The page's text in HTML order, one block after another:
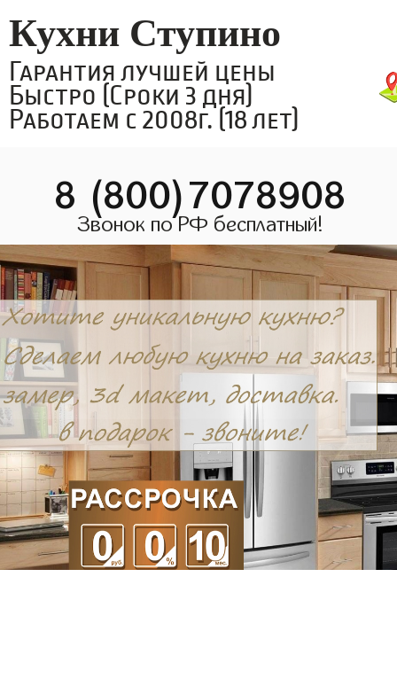
Кухни Ступино
Гарантия лучшей цены
Быстро (Сроки 3 дня)
Работаем с 2008г. (18 лет)
8 (800)7078908
Звонок по РФ бесплатный!